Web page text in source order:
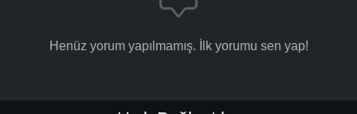
Henüz yorum yapılmamış. İlk yorumu sen yap!